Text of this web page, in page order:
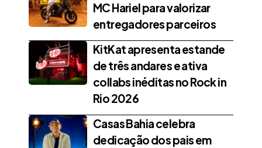
MC Hariel para valorizar
entregadores parceiros
KitKat apresenta estande
de três andares e ativa
collabs inéditas no Rock in
Rio 2026
Casas Bahia celebra
dedicação dos pais em